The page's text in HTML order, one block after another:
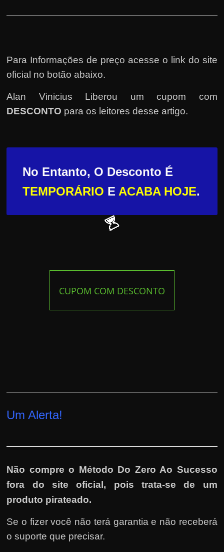
Para Informações de preço acesse o link do site
oficial no botão abaixo.
Alan Vinicius Liberou um cupom com
DESCONTO para os leitores desse artigo.
No Entanto, O Desconto É
TEMPORÁRIO E ACABA HOJE.
CUPOM COM DESCONTO
Um Alerta!
Não compre o Método Do Zero Ao Sucesso
fora do site oficial, pois trata-se de um
produto pirateado.
Se o fizer você não terá garantia e não receberá
o suporte que precisar.